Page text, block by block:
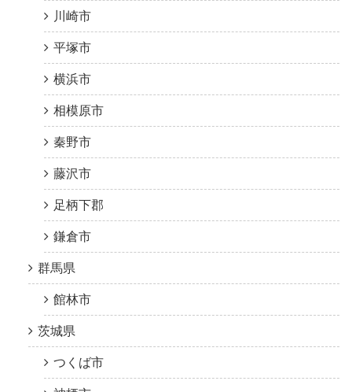
川崎市
平塚市
横浜市
相模原市
秦野市
藤沢市
足柄下郡
鎌倉市
群馬県
館林市
茨城県
つくば市